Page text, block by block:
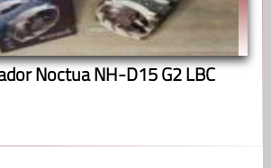
Noctua NH-D15 G2 LBC